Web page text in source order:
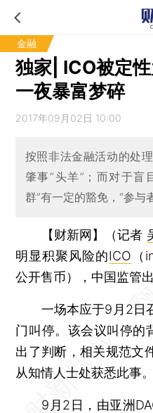
金融
独家| ICO被定
一夜暴富梦碎
2017年09月02日 10:00
按照非法金融活动的处
肇事“头羊”；而对于盲
群”有一定的豁免，“参与
【财新网】（记者
明显积聚风险的ICO
公开售币），中国监管出
一场本应于9月2日
门叫停。该会议叫停的
出了判断，相关规范文
从知情人士处获悉此事。
9月2日，由亚洲